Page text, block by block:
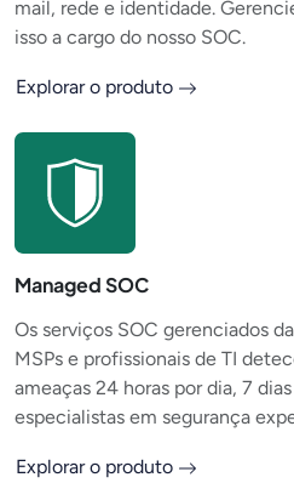
mail, rede e identidade.
isso a cargo do nosso SOC.
Explorar o produto
Managed SOC
Os serviços SOC gerenciados
MSPs e profissionais de TI
ameaças 24 horas por dia, 7
especialistas em segurança
Explorar o produto